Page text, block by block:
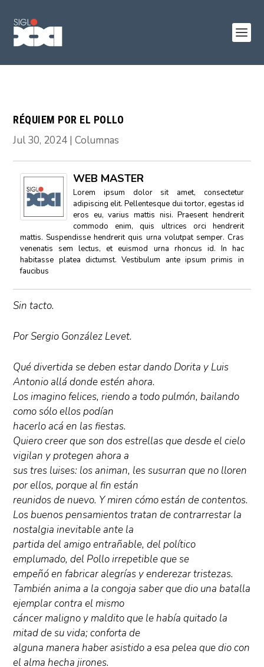
RÉQUIEM POR EL POLLO
Jul 30, 2024 |Columnas
WEB MASTER
Lorem ipsum dolor sit amet, consectetur
adipiscing elit. Pellentesque dui tortor, egestas id
eros eu, varius mattis nisi. Praesent hendrerit
commodo enim, quis ultrices orci hendrerit
mattis. Suspendisse hendrerit quis urna volutpat semper. Cras
venenatis sem lectus, et euismod urna rhoncus id. In hac
habitasse platea dictumst. Vestibulum ante ipsum primis in
faucibus
Sin tacto.
Por Sergio González Levet.
Qué divertida se deben estar dando Dorita y Luis
Antonio allá donde estén ahora.
Los imagino felices, riendo a todo pulmón, bailando
como sólo ellos podían
hacerlo acá en las fiestas.
Quiero creer que son dos estrellas que desde el cielo
vigilan y protegen ahora a
sus tres luises: los animan, les susurran que no lloren
por ellos, porque al fin están
reunidos de nuevo. Y miren cómo están de contentos.
Los buenos pensamientos tratan de contrarrestar la
nostalgia inevitable ante la
partida del amigo entrañable, del político
emplumado, del Pollo irrepetible que se
empeñó en fabricar alegrías y enderezar tristezas.
También anima a la congoja saber que dio una batalla
ejemplar contra el mismo
cáncer maligno y maldito que le había quitado la
mitad de su vida; conforta de
alguna manera haber asistido a esa pelea que dio con
el alma hecha jirones.